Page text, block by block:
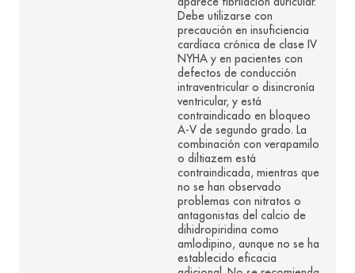
Debe utilizarse con
precaución en insuficiencia
cardíaca crónica de clase IV
NYHA y en pacientes con
defectos de conducción
intraventricular o disincronía
ventricular, y está
contraindicado en bloqueo
A-V de segundo grado. La
combinación con verapamilo
o diltiazem está
contraindicada, mientras que
no se han observado
problemas con nitratos o
antagonistas del calcio de
dihidropiridina como
amlodipino, aunque no se ha
establecido eficacia